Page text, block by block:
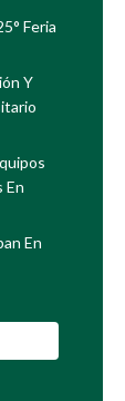
Feria
Y
En
En